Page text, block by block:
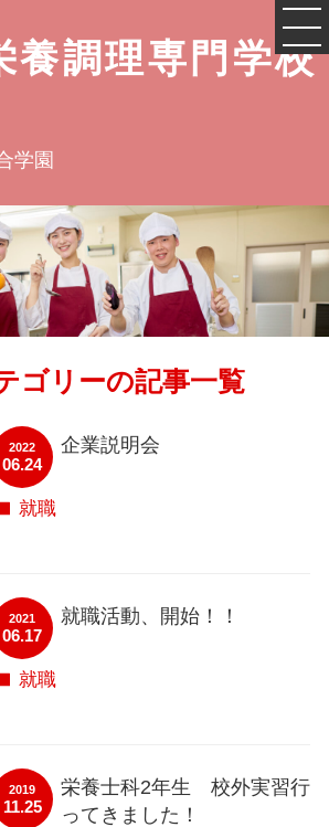
養調理専門学校
学園
ゴリーの記事一覧
2022
06.24
企業説明会
就職
2021
06.17
就職活動、開始！！
就職
2019
11.25
栄養士科2年生 校外実習行
ってきました！